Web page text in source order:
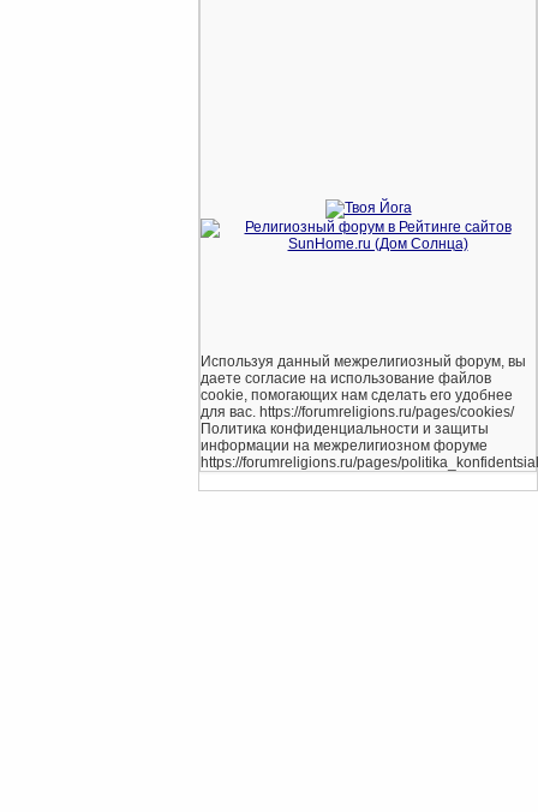
Используя данный межрелигиозный форум, вы
даете согласие на использование файлов
cookie, помогающих нам сделать его удобнее
для вас. https://forumreligions.ru/pages/cookies/
Политика конфиденциальности и защиты
информации на межрелигиозном форуме
https://forumreligions.ru/pages/